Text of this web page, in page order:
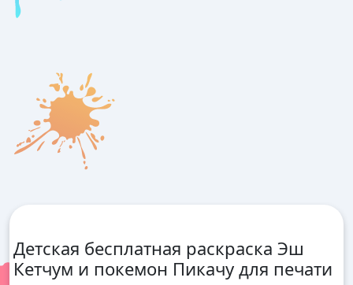
Детская бесплатная раскраска Эш
Кетчум и покемон Пикачу для печати